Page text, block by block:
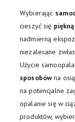
Wybierając
cieszyć się
nadmierną
niezalecane
Użycie
sposobów na
na potencjalne
opalanie się w
produktów,